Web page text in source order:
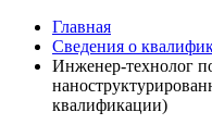
Главная
Сведения о
Инженер-технолог
квалификации)